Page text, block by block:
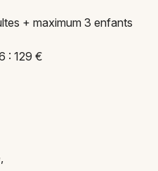
+ maximum 3 enfants
: 129 €